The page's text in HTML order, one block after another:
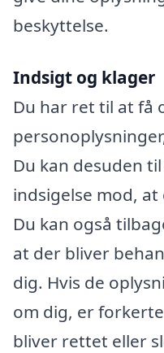
beskyttelse.
Indsigt og klager
Du har ret til at få
Du kan desuden
indsigelse mod,
Du kan også
at der bliver
dig. Hvis de
om dig, er
bliver rettet eller